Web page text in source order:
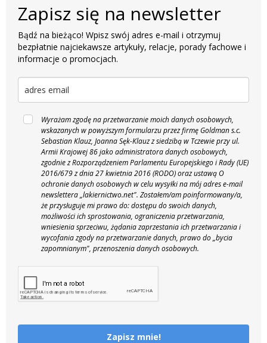
Zapisz się na newsletter
Bądź na bieżąco! Wpisz swój adres e-mail i otrzymuj
bezpłatnie najciekawsze artykuły, relacje, porady fachowe i
informacje o promocjach.
Wyrażam zgodę na przetwarzanie moich danych osobowych,
wskazanych w powyższym formularzu przez firmę Goldman s.c.
Sebastian Klauz, Joanna Sęk-Klauz z siedzibą w Tczewie przy ul.
Armii Krajowej 86 jako administratora danych osobowych,
zgodnie z Rozporządzeniem Parlamentu Europejskiego i Rady (UE)
2016/679 z dnia 27 kwietnia 2016 (RODO) oraz ustawą O
ochronie danych osobowych w celu wysyłki na mój adres e-mail
newslettera „lakiernictwo.net". Zostałem/am poinformowany/a,
że przysługuje mi prawo do: dostępu do swoich danych,
możliwości ich sprostowania, ograniczenia przetwarzania,
wniesienia sprzeciwu, żądania zaprzestania ich przetwarzania i
wycofania zgody na przetwarzanie danych, prawo do „bycia
zapomnianym", przenoszenia danych osobowych.
Zapisz mnie!